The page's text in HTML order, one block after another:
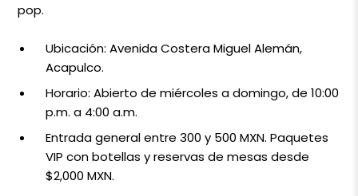
pop.
Ubicación: Avenida Costera Miguel Alemán,
Acapulco.
Horario: Abierto de miércoles a domingo, de 10:00
p.m. a 4:00 a.m.
Entrada general entre 300y 500 MXN. Paquetes
VIP con botellas y reservas de mesas desde
$2,000 MXN.